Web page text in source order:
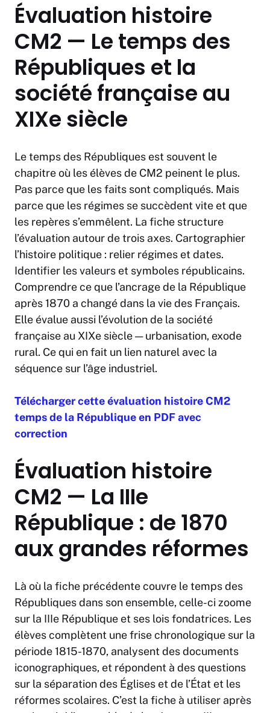
Évaluation histoire
CM2 — Le temps des
Républiques et la
société française au
XIXe siècle
Le temps des Républiques est souvent le
chapitre où les élèves de CM2 peinent le plus.
Pas parce que les faits sont compliqués. Mais
parce que les régimes se succèdent vite et que
les repères s’emmêlent. La fiche structure
l’évaluation autour de trois axes. Cartographier
l’histoire politique : relier régimes et dates.
Identifier les valeurs et symboles républicains.
Comprendre ce que l’ancrage de la République
après 1870 a changé dans la vie des Français.
Elle évalue aussi l’évolution de la société
française au XIXe siècle — urbanisation, exode
rural. Ce qui en fait un lien naturel avec la
séquence sur l’âge industriel.
Télécharger cette évaluation histoire CM2
temps de la République en PDF avec
correction
Évaluation histoire
CM2 — La IIIe
République : de 1870
aux grandes réformes
Là où la fiche précédente couvre le temps des
Républiques dans son ensemble, celle-ci zoome
sur la IIIe République et ses lois fondatrices. Les
élèves complètent une frise chronologique sur la
période 1815-1870, analysent des documents
iconographiques, et répondent à des questions
sur la séparation des Églises et de l’État et les
réformes scolaires. C’est la fiche à utiliser après